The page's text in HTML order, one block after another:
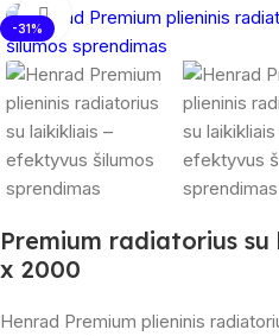
-31%
Spustelėkite, norėdami
Premium radiatorius
x 2000
Henrad Premium plieninis